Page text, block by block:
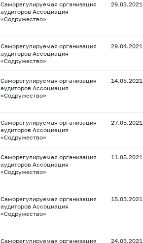
Саморегулируемая организация
аудиторов Ассоциация
«Содружество»
29.03.2021
Саморегулируемая организация
аудиторов Ассоциация
«Содружество»
29.04.2021
Саморегулируемая организация
аудиторов Ассоциация
«Содружество»
14.05.2021
Саморегулируемая организация
аудиторов Ассоциация
«Содружество»
27.05.2021
Саморегулируемая организация
аудиторов Ассоциация
«Содружество»
11.05.2021
Саморегулируемая организация
аудиторов Ассоциация
«Содружество»
15.03.2021
Саморегулируемая организация 24.03.2021